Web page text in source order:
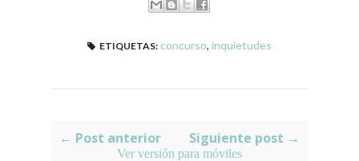
ETIQUETAS: concurso, inquietudes
← Post anterior Siguiente post →
Ver versión para móviles